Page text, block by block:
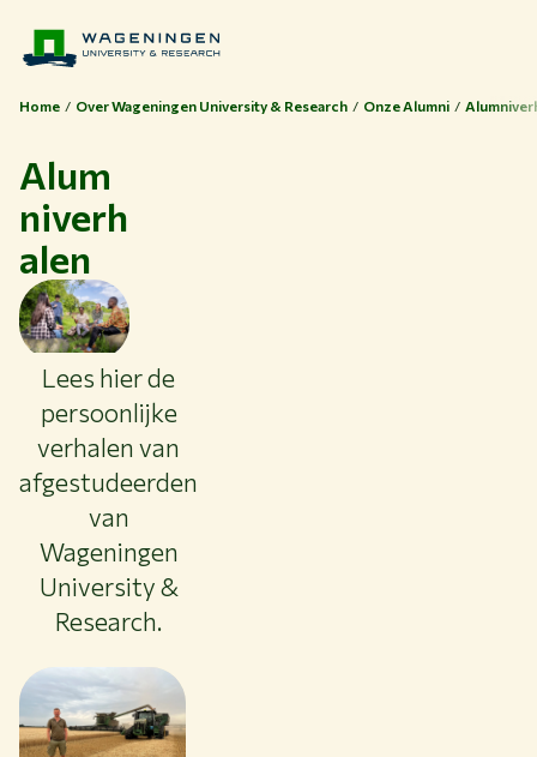
Thema's
Studeren bij WUR
Over WUR
NIEUWS & ACHTERGRONDEN
Home Over Wageningen University & Research Onze Alumni
Alum
niverh
alen
Lees hier de
persoonlijke
verhalen van
afgestudeerden
van
Wageningen
University &
Research.